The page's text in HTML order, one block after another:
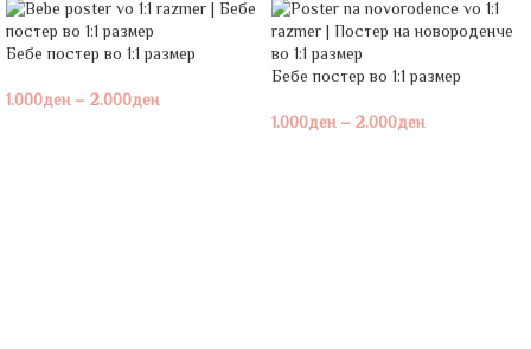
Бебе постeр во 1:1 размер
1.000ден – 2.000ден
Бебе постeр во 1:1 размер
1.000ден – 2.000ден